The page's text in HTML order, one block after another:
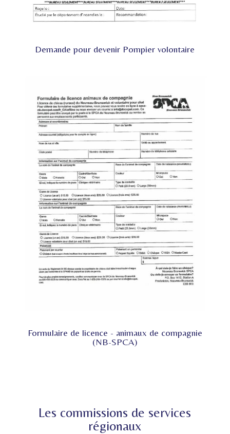
Demande pour devenir Pompier volontaire
Formulaire de licence - animaux de compagnie
(NB-SPCA)
Les commissions de services
régionaux